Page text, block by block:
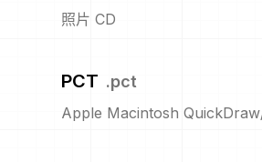
照片 CD
PCT .pct
Apple Macintosh